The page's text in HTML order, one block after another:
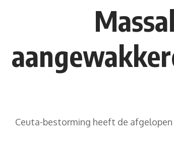
Ceuta-bestorming heeft de